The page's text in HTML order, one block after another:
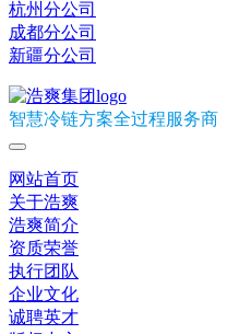
杭州分公司
成都分公司
新疆分公司
智慧冷链方案全过程服务商
网站首页
关于浩爽
浩爽简介
资质荣誉
执行团队
企业文化
诚聘英才